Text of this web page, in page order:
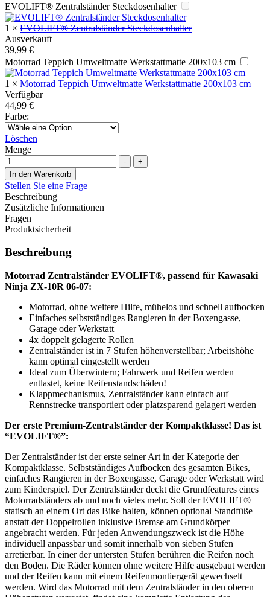
EVOLIFT® Zentralständer Steckdosenhalter
1 × EVOLIFT® Zentralständer Steckdosenhalter
Ausverkauft
39,99 €
Motorrad Teppich Umweltmatte Werkstattmatte 200x103 cm
1 × Motorrad Teppich Umweltmatte Werkstattmatte 200x103 cm
Verfügbar
44,99 €
Farbe:
Löschen
Menge
-
+
In den Warenkorb
Stellen Sie eine Frage
Beschreibung
Zusätzliche Informationen
Fragen
Produktsicherheit
Beschreibung
Motorrad Zentralständer EVOLIFT®, passend für Kawasaki
Ninja ZX-10R 06-07:
Motorrad, ohne weitere Hilfe, mühelos und schnell aufbocken
Einfaches selbstständiges Rangieren in der Boxengasse,
Garage oder Werkstatt
4x doppelt gelagerte Rollen
Zentralständer ist in 7 Stufen höhenverstellbar; Arbeitshöhe
kann optimal eingestellt werden
Ideal zum Überwintern; Fahrwerk und Reifen werden
entlastet, keine Reifenstandschäden!
Klappmechanismus, Zentralständer kann einfach auf
Rennstrecke transportiert oder platzsparend gelagert werden
Der erste Premium-Zentralständer der Kompaktklasse! Das ist
“EVOLIFT®”:
Der Zentralständer ist der erste seiner Art in der Kategorie der
Kompaktklasse. Selbstständiges Aufbocken des gesamten Bikes,
einfaches Rangieren in der Boxengasse, Garage oder Werkstatt wird
zum Kinderspiel. Der Zentralständer deckt die Grundfeatures eines
Motorradständers ab und noch vieles mehr. Soll der EVOLIFT®
statisch an einem Ort das Bike halten, können optional Standfüße
anstatt der Doppelrollen inklusive Bremse am Grundkörper
angebracht werden. Für jeden Anwendungszweck ist die Höhe
individuell anpassbar und somit innerhalb von sieben Stufen
arretierbar. In einer der untersten Stufen berühren die Reifen noch
den Boden. Die Räder können ohne weitere Hilfe ausgebaut werden
und der Reifen kann mit einem Reifenmontiergerät gewechselt
werden. Wird das Motorrad mit dem Zentralständer in den oberen